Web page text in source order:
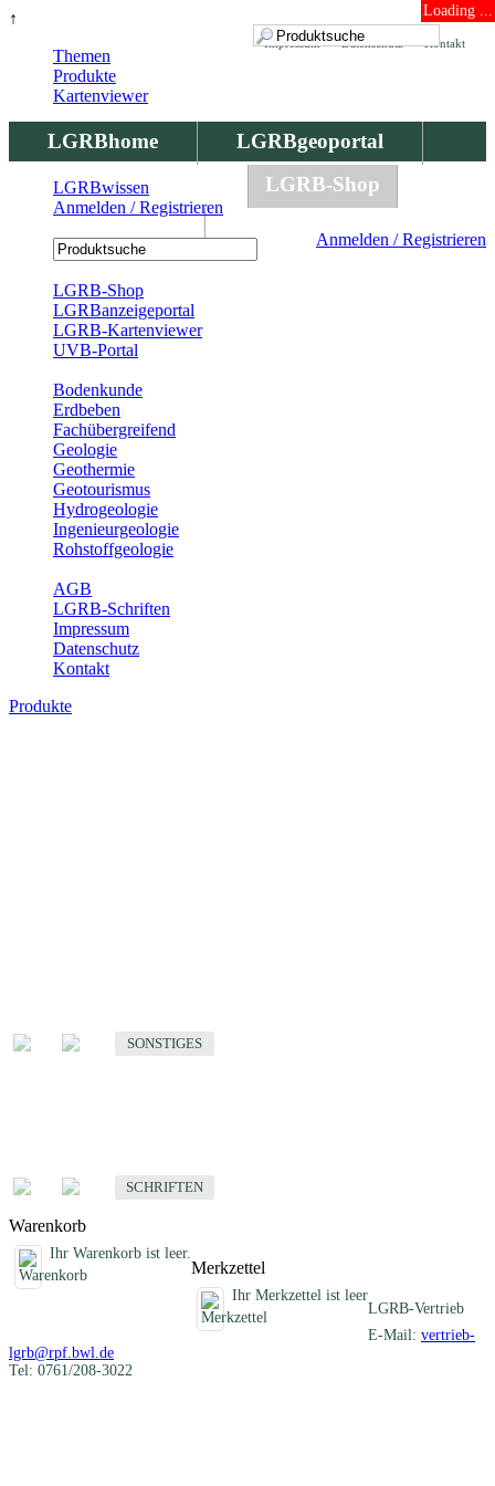
↑ Loading ...
Kontakt
Datenschutz
Impressum
LGRBhome
LGRBgeoportal
LGRBbohrungen
LGRB-Shop
Anmelden / Registrieren
Themen
Produkte
Kartenviewer
LGRBwissen
Anmelden / Registrieren
LGRB-Shop
LGRBanzeigeportal
LGRB-Kartenviewer
UVB-Portal
Bodenkunde
Erdbeben
Fachübergreifend
Geologie
Geothermie
Geotourismus
Hydrogeologie
Ingenieurgeologie
Rohstoffgeologie
AGB
LGRB-Schriften
Impressum
Datenschutz
Kontakt
Produkte
SONSTIGES
SCHRIFTEN
Warenkorb
Ihr Warenkorb ist leer.
Merkzettel
Ihr Merkzettel ist leer
LGRB-Vertrieb
E-Mail: vertrieb-
lgrb@rpf.bwl.de
Tel: 0761/208-3022